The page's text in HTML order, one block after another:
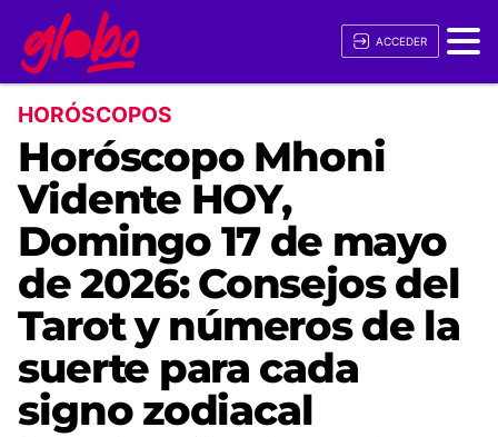
ACCEDER
HORÓSCOPOS
Horóscopo Mhoni
Vidente HOY,
Domingo 17 de mayo
de 2026: Consejos del
Tarot y números de la
suerte para cada
signo zodiacal